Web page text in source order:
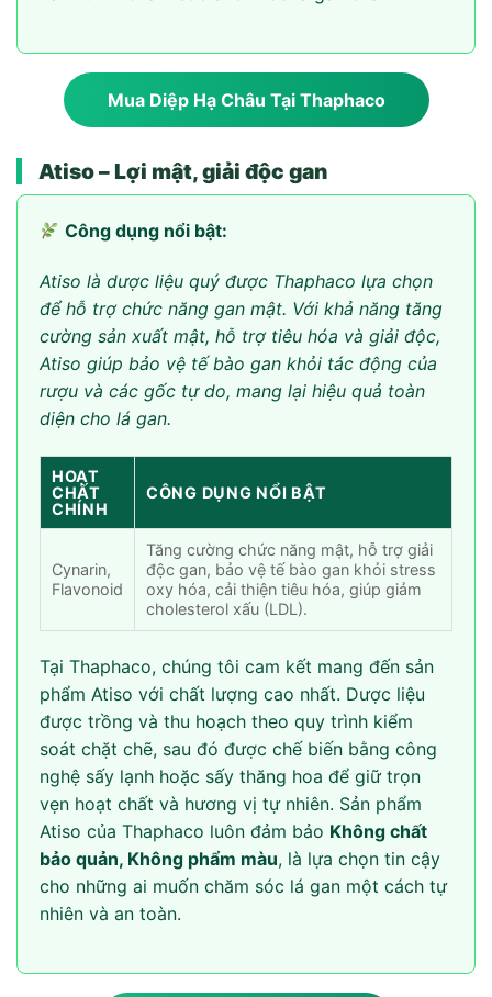
Mua Diệp Hạ Châu Tại Thaphaco
Atiso – Lợi mật, giải độc gan
Công dụng nổi bật:
Atiso là dược liệu quý được Thaphaco lựa chọn
để hỗ trợ chức năng gan mật. Với khả năng tăng
cường sản xuất mật, hỗ trợ tiêu hóa và giải độc,
Atiso giúp bảo vệ tế bào gan khỏi tác động của
rượu và các gốc tự do, mang lại hiệu quả toàn
diện cho lá gan.
HOẠT
CHẤT
CHÍNH
CÔNG DỤNG NỔI BẬT
Cynarin,
Flavonoid
Tăng cường chức năng mật, hỗ trợ giải
độc gan, bảo vệ tế bào gan khỏi stress
oxy hóa, cải thiện tiêu hóa, giúp giảm
cholesterol xấu (LDL).
Tại Thaphaco, chúng tôi cam kết mang đến sản
phẩm Atiso với chất lượng cao nhất. Dược liệu
được trồng và thu hoạch theo quy trình kiểm
soát chặt chẽ, sau đó được chế biến bằng công
nghệ sấy lạnh hoặc sấy thăng hoa để giữ trọn
vẹn hoạt chất và hương vị tự nhiên. Sản phẩm
Atiso của Thaphaco luôn đảm bảo Không chất
bảo quản, Không phẩm màu, là lựa chọn tin cậy
cho những ai muốn chăm sóc lá gan một cách tự
nhiên và an toàn.